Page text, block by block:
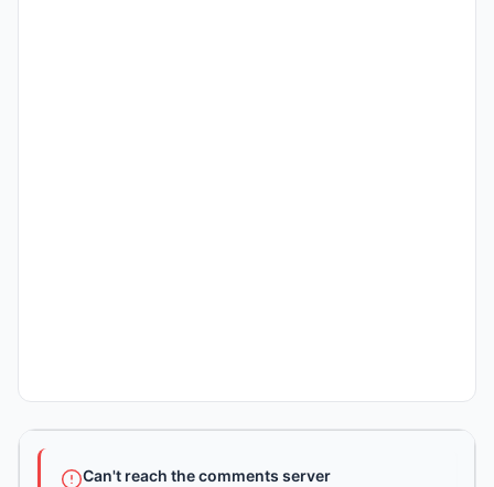
Can't reach the comments server